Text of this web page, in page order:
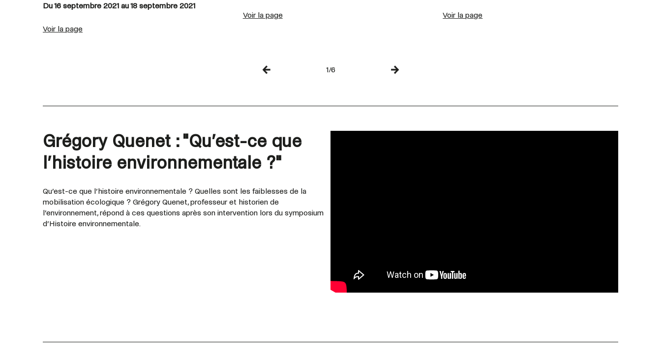
Du 16 septembre 2021 au 18 septembre 2021
Voir la page
Voir la page Voir la page
1/6
Grégory Quenet : "Qu’est-ce que
l’histoire environnementale ?"
Qu’est-ce que l’histoire environnementale ? Quelles sont les faiblesses de la
mobilisation écologique ? Grégory Quenet, professeur et historien de
l’environnement, répond à ces questions après son intervention lors du symposium
d’Histoire environnementale.